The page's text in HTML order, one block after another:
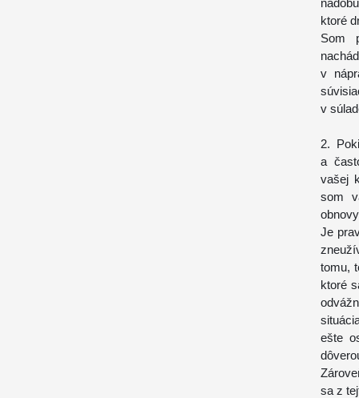
ktoré
Som
v
v
2.
a
vašej
som
Je
tomu,
ktoré
ešte
sa z